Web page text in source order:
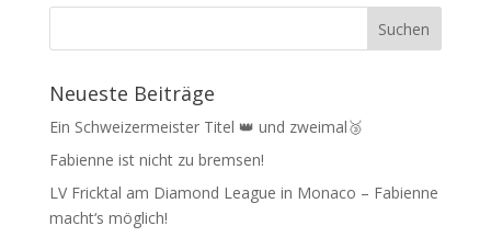
Neueste Beiträge
Ein Schweizermeister Titel 👑 und zweimal🥉
Fabienne ist nicht zu bremsen!
LV Fricktal am Diamond League in Monaco – Fabienne
macht‘s möglich!